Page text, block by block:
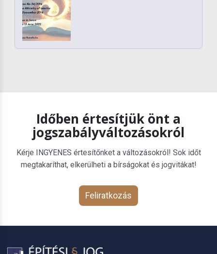
Időben értesítjük önt a
jogszabályváltozásokról
Kérje INGYENES értesítőnket a változásokról! Sok időt
megtakaríthat, elkerülheti a bírságokat és jogvitákat!
Feliratkozás